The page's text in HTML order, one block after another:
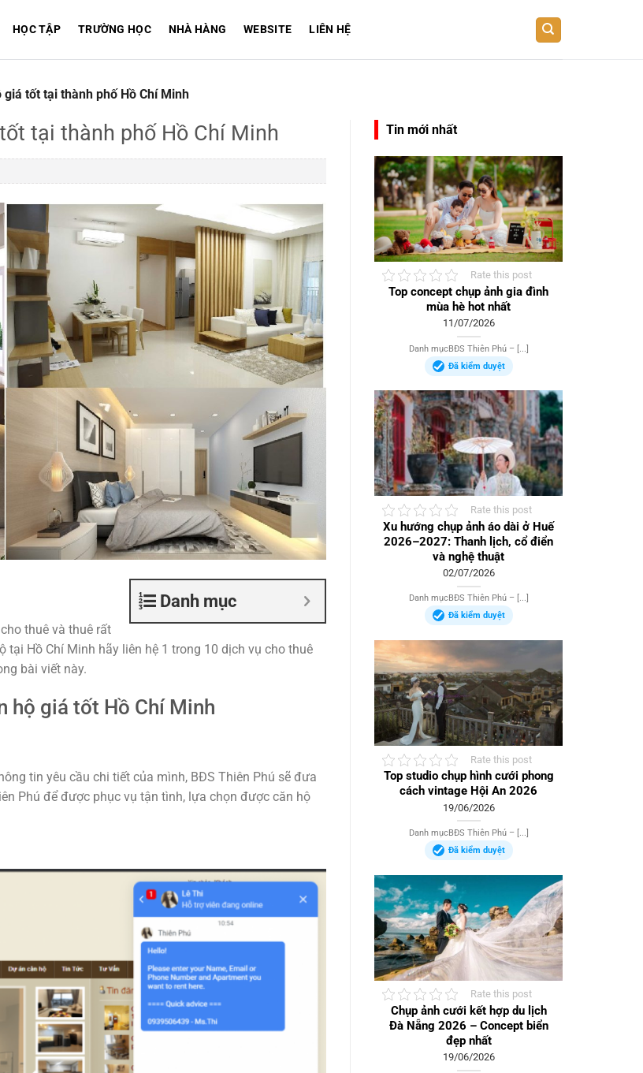
HỌC TẬP TRƯỜNG HỌC NHÀ HÀNG WEBSITE LIÊN HỆ
tốt tại thành phố Hồ Chí Minh
tại thành phố Hồ Chí Minh
Danh mục
thuê và thuê rất
Hồ Chí Minh hãy liên hệ 1 trong 10 dịch vụ cho thuê
bài viết này.
hộ giá tốt Hồ Chí Minh
tin yêu cầu chi tiết của mình, BĐS Thiên Phú sẽ đưa
Phú để được phục vụ tận tình, lựa chọn được căn hộ
Tin mới nhất
Rate this post
Top concept chụp ảnh gia đình
mùa hè hot nhất
11/07/2026
Danh mụcBĐS Thiên Phú – [...]
Đã kiểm duyệt
Rate this post
Xu hướng chụp ảnh áo dài ở Huế
2026–2027: Thanh lịch, cổ điển
và nghệ thuật
02/07/2026
Danh mụcBĐS Thiên Phú – [...]
Đã kiểm duyệt
Rate this post
Top studio chụp hình cưới phong
cách vintage Hội An 2026
19/06/2026
Danh mụcBĐS Thiên Phú – [...]
Đã kiểm duyệt
Rate this post
Chụp ảnh cưới kết hợp du lịch
Đà Nẵng 2026 – Concept biển
đẹp nhất
19/06/2026